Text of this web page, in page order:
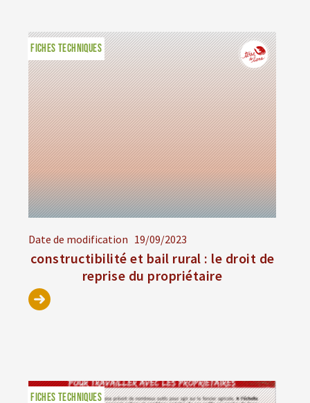
Date de modification 19/09/2023
constructibilité et bail rural : le droit de
reprise du propriétaire
FICHES TECHNIQUES
FICHES TECHNIQUES